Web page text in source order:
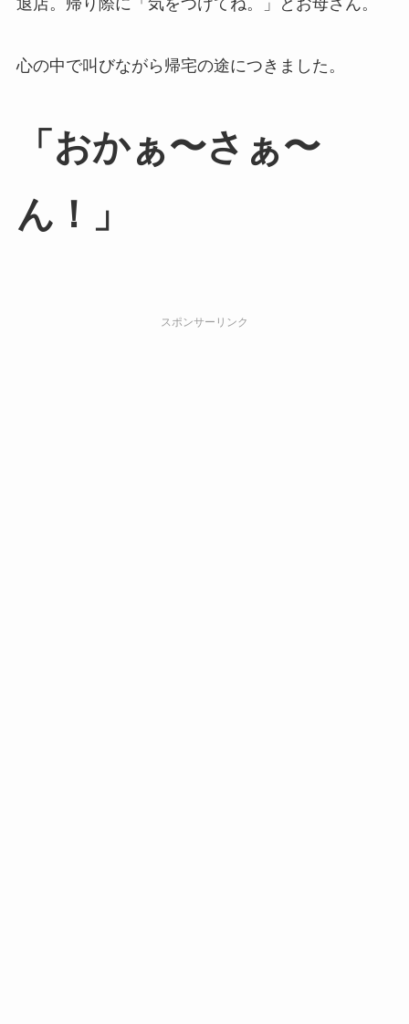
退店。帰り際に「気をつけてね。」とお母さん。
心の中で叫びながら帰宅の途につきました。
「おかぁ〜さぁ〜
ん！」
スポンサーリンク